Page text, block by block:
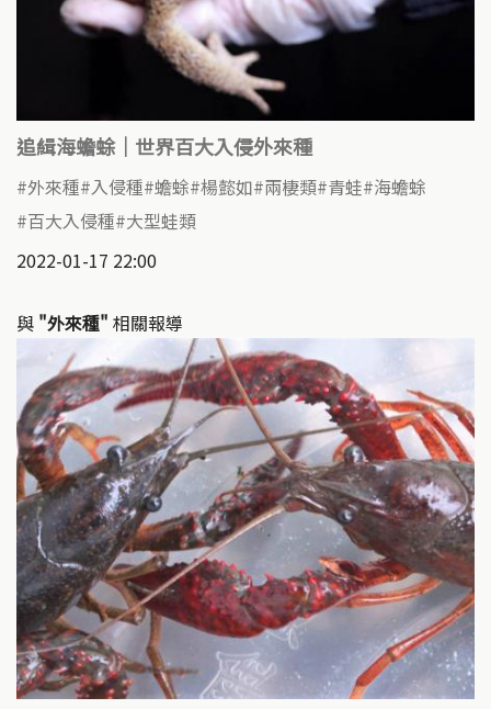
追緝海蟾蜍│世界百大入侵外來種
外來種 入侵種 蟾蜍 楊懿如 兩棲類 青蛙 海蟾蜍
百大入侵種 大型蛙類
2022-01-17 22:00
與 "外來種" 相關報導